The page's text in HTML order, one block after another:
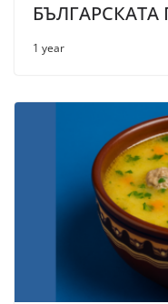
1 year